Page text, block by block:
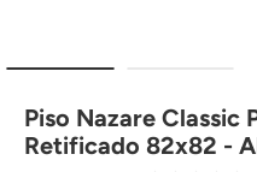
Piso Nazare Classic
Retificado 82x82 -